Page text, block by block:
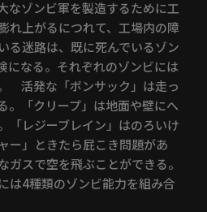
なゾンビ軍を製造するために工
れ上がるにつれて、工場内の障
る迷路は、既に死んでいるゾン
になる。それぞれのゾンビには
活発な「ボンサック」は走っ
。「クリープ」は地面や壁にへ
「レジーブレイン」はのろいけ
ー」ときたら屁こき問題があ
ガスで空を飛ぶことができる。
は4種類のゾンビ能力を組み合